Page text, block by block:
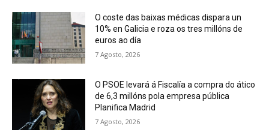
O coste das baixas médicas dispara un
10% en Galicia e roza os tres millóns de
euros ao día
7 Agosto, 2026
O PSOE levará á Fiscalía a compra do ático
de 6,3 millóns pola empresa pública
Planifica Madrid
7 Agosto, 2026